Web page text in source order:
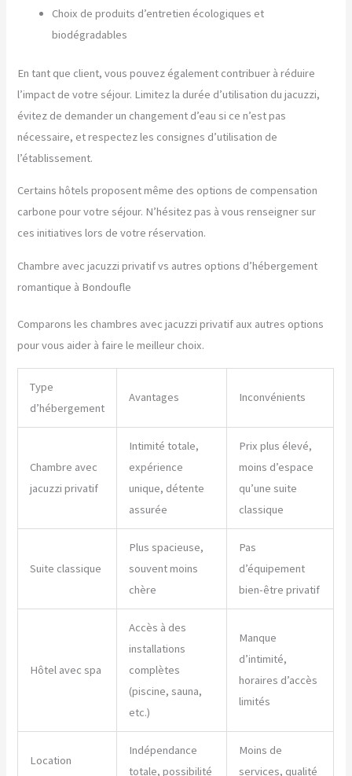
Choix de produits d’entretien écologiques et
biodégradables
En tant que client, vous pouvez également contribuer à réduire
l’impact de votre séjour. Limitez la durée d’utilisation du jacuzzi,
évitez de demander un changement d’eau si ce n’est pas
nécessaire, et respectez les consignes d’utilisation de
l’établissement.
Certains hôtels proposent même des options de compensation
carbone pour votre séjour. N’hésitez pas à vous renseigner sur
ces initiatives lors de votre réservation.
Chambre avec jacuzzi privatif vs autres options d’hébergement
romantique à Bondoufle
Comparons les chambres avec jacuzzi privatif aux autres options
pour vous aider à faire le meilleur choix.
Type
d’hébergement
Avantages Inconvénients
Chambre avec
jacuzzi privatif
Intimité totale,
expérience
unique, détente
assurée
Prix plus élevé,
moins d’espace
qu’une suite
classique
Suite classique
Plus spacieuse,
souvent moins
chère
Pas
d’équipement
bien-être privatif
Hôtel avec spa
Accès à des
installations
complètes
(piscine, sauna,
etc.)
Manque
d’intimité,
horaires d’accès
limités
Location
Indépendance
totale, possibilité
Moins de
services, qualité